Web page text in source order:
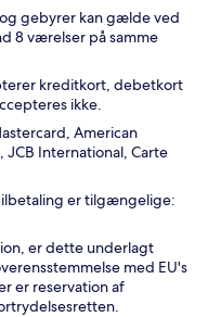
gebyrer kan gælde ved
8 værelser på samme
kreditkort, debetkort
ikke.
American
JCB International, Carte
er tilgængelige:
er dette underlagt
med EU's
er reservation af